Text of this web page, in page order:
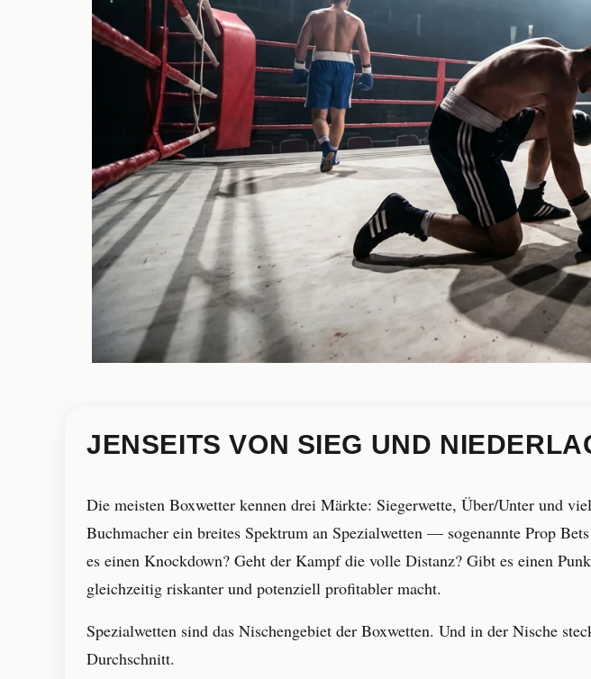
JENSEITS VON SIEG UND
Die meisten Boxwetter kennen drei Märkte: Siegerwette, Über/Unter und
Buchmacher ein breites Spektrum an Spezialwetten — sogenannte Prop
es einen Knockdown? Geht der Kampf die volle Distanz? Gibt es einen
gleichzeitig riskanter und potenziell profitabler macht.
Spezialwetten sind das Nischengebiet der Boxwetten. Und in der Nische
Durchschnitt.